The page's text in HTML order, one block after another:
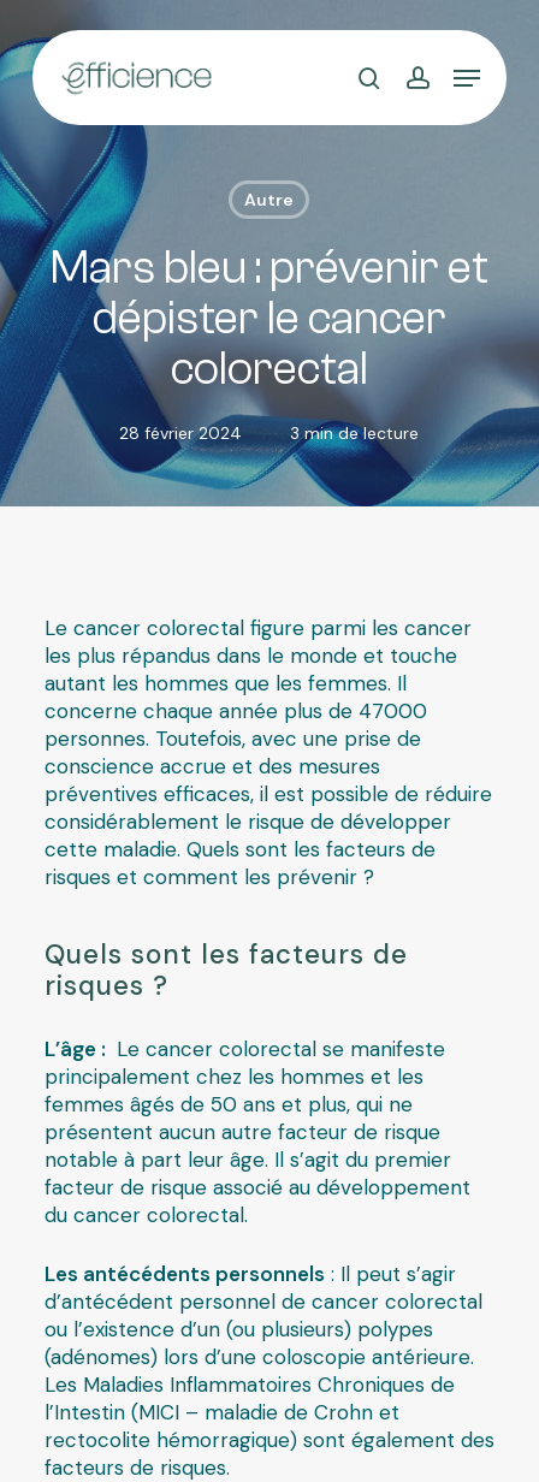
to
main
content
Autre
Mars bleu : prévenir et
dépister le cancer
colorectal
28 février 2024 3 min de lecture
Le cancer colorectal figure parmi les cancer
les plus répandus dans le monde et touche
autant les hommes que les femmes. Il
concerne chaque année plus de 47000
personnes. Toutefois, avec une prise de
conscience accrue et des mesures
préventives efficaces, il est possible de réduire
considérablement le risque de développer
cette maladie. Quels sont les facteurs de
risques et comment les prévenir ?
Quels sont les facteurs de
risques ?
L’âge : Le cancer colorectal se manifeste
principalement chez les hommes et les
femmes âgés de 50 ans et plus, qui ne
présentent aucun autre facteur de risque
notable à part leur âge. Il s’agit du premier
facteur de risque associé au développement
du cancer colorectal.
Les antécédents personnels : Il peut s’agir
d’antécédent personnel de cancer colorectal
ou l’existence d’un (ou plusieurs) polypes
(adénomes) lors d’une coloscopie antérieure.
Les Maladies Inflammatoires Chroniques de
l’Intestin (MICI – maladie de Crohn et
rectocolite hémorragique) sont également des
facteurs de risques.